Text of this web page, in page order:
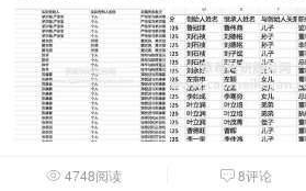
 4748阅读  8评论